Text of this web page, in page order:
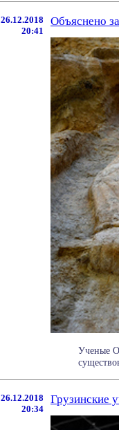
26.12.2018
20:41
Объяснено
Ученые
26.12.2018
20:34
Грузинские